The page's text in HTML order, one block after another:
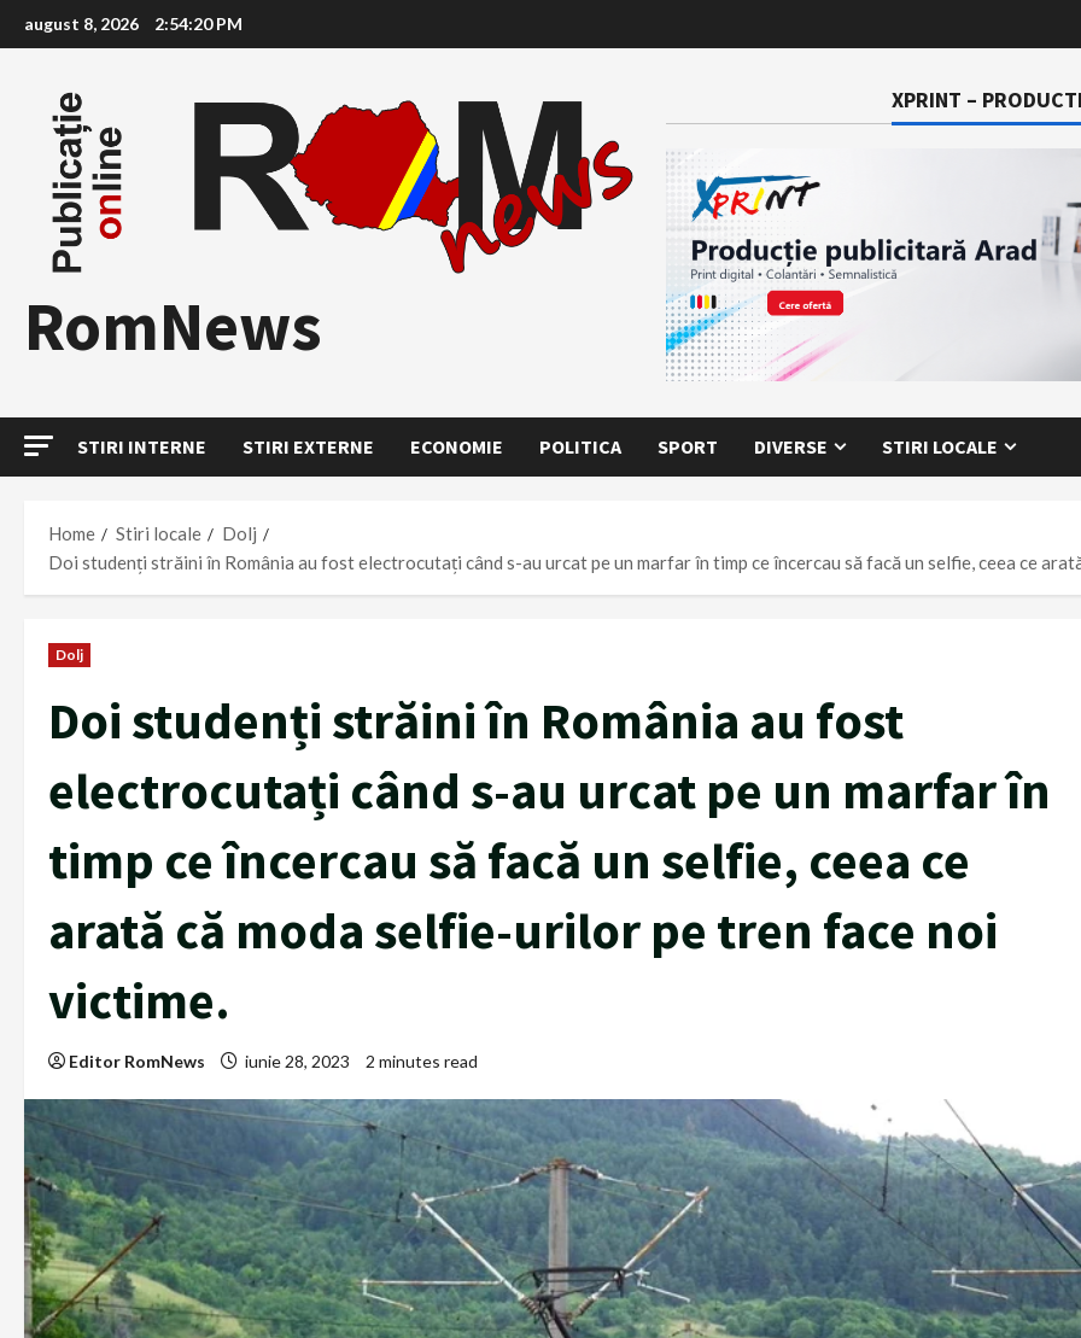
to
august 8, 2026 2:54:22 PM
RomNews
XPRINT –
STIRI INTERNE STIRI EXTERNE ECONOMIE POLITICA SPORT DIVERSE STIRI LOCALE
Home Stiri locale
Dolj
Doi studenți străini în România au fost electrocutați când s-au urcat pe un marfar în timp ce încercau să facă un selfie, ceea ce
Dolj
Doi studenți străini în România au fost
electrocutați când s-au urcat pe un marfar în
timp ce încercau să facă un selfie, ceea ce
arată că moda selfie-urilor pe tren face noi
victime.
Editor RomNews iunie 28, 2023 2 minutes read